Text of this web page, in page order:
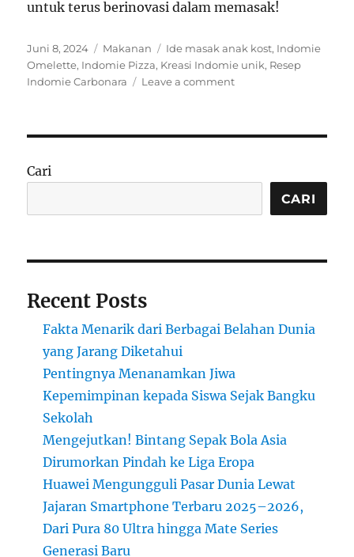
untuk terus berinovasi dalam memasak!
Posted
on
Juni 8, 2024 Categories
Makanan Tags
Ide masak anak kost, Indomie
Omelette, Indomie Pizza, Kreasi Indomie unik, Resep
Indomie Carbonara
Leave a commenton
Masak
Kost
Cari
CARI
Recent Posts
Fakta Menarik dari Berbagai Belahan Dunia
yang Jarang Diketahui
Pentingnya Menanamkan Jiwa
Kepemimpinan kepada Siswa Sejak Bangku
Sekolah
Mengejutkan! Bintang Sepak Bola Asia
Dirumorkan Pindah ke Liga Eropa
Huawei Mengungguli Pasar Dunia Lewat
Jajaran Smartphone Terbaru 2025–2026,
Dari Pura 80 Ultra hingga Mate Series
Generasi Baru